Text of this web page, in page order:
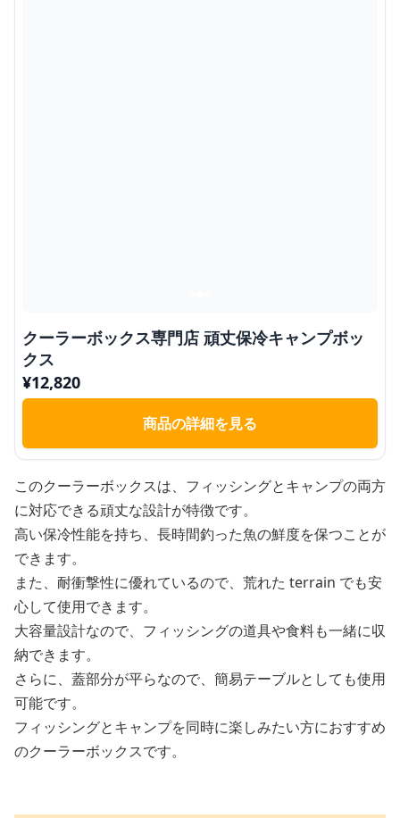
クーラーボックス専門店 頑丈保冷キャンプボッ
クス
¥12,820
商品の詳細を見る
このクーラーボックスは、フィッシングとキャンプの両方
に対応できる頑丈な設計が特徴です。
高い保冷性能を持ち、長時間釣った魚の鮮度を保つことが
できます。
また、耐衝撃性に優れているので、荒れた terrain でも安
心して使用できます。
大容量設計なので、フィッシングの道具や食料も一緒に収
納できます。
さらに、蓋部分が平らなので、簡易テーブルとしても使用
可能です。
フィッシングとキャンプを同時に楽しみたい方におすすめ
のクーラーボックスです。